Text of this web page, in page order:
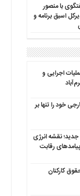
با منصور
اسبق برنامه و
اجرایی و
خود را تنها بر
نقشه انرژی
رقابت
کارکنان